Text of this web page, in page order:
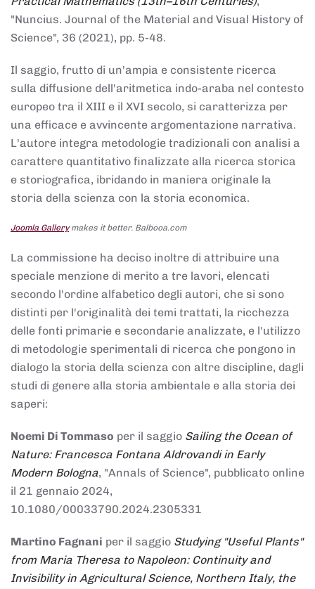
"Nuncius. Journal of the Material and Visual History of
Science", 36 (2021), pp. 5-48.
Il saggio, frutto di un'ampia e consistente ricerca
sulla diffusione dell'aritmetica indo-araba nel contesto
europeo tra il XIII e il XVI secolo, si caratterizza per
una efficace e avvincente argomentazione narrativa.
L'autore integra metodologie tradizionali con analisi a
carattere quantitativo finalizzate alla ricerca storica
e storiografica, ibridando in maniera originale la
storia della scienza con la storia economica.
Joomla Gallerymakes it better. Balbooa.com
La commissione ha deciso inoltre di attribuire una
speciale menzione di merito a tre lavori, elencati
secondo l'ordine alfabetico degli autori, che si sono
distinti per l'originalità dei temi trattati, la ricchezza
delle fonti primarie e secondarie analizzate, e l'utilizzo
di metodologie sperimentali di ricerca che pongono in
dialogo la storia della scienza con altre discipline, dagli
studi di genere alla storia ambientale e alla storia dei
saperi:
Noemi Di Tommaso per il saggio Sailing the Ocean of
Nature: Francesca Fontana Aldrovandi in Early
Modern Bologna, "Annals of Science", pubblicato online
il 21 gennaio 2024,
10.1080/00033790.2024.2305331
Martino Fagnani per il saggio Studying "Useful Plants"
from Maria Theresa to Napoleon: Continuity and
Invisibility in Agricultural Science, Northern Italy, the